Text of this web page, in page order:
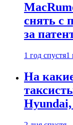
снять с
за
1 год спустя1
На